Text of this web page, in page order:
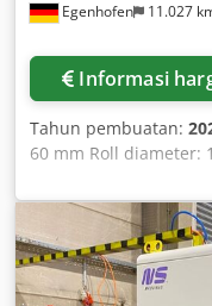
Egenhofen 11.027
Informasi
Tahun pembuatan:
60 mm Roll diameter:
Speeds: variable 3 –
without stand /
1050 / PLUS with
power: 0.75 kW